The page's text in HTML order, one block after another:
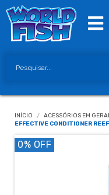
INÍCIO / ACESSÓRIOS EM
EFFECTIVE CONDITIONER
0% OFF